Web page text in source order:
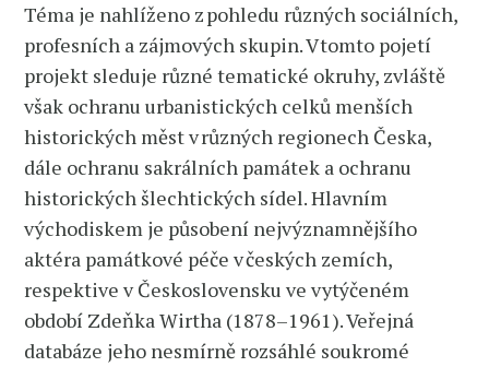
Téma je nahlíženo z pohledu různých sociálních,
profesních a zájmových skupin. V tomto pojetí
projekt sleduje různé tematické okruhy, zvláště
však ochranu urbanistických celků menších
historických měst v různých regionech Česka,
dále ochranu sakrálních památek a ochranu
historických šlechtických sídel. Hlavním
východiskem je působení nejvýznamnějšího
aktéra památkové péče v českých zemích,
respektive v Československu ve vytýčeném
období Zdeňka Wirtha (1878–1961). Veřejná
databáze jeho nesmírně rozsáhlé soukromé